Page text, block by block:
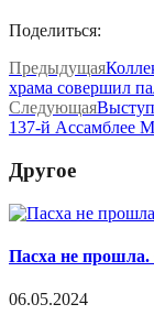
Поделиться:
Предыдущая
храма совершил
Следующая
137-й Ассамблее
Другое
Пасха не прошла.
06.05.2024